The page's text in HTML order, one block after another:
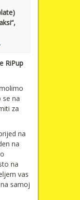
RiPup
se na
za
na
na
na
vas
samoj